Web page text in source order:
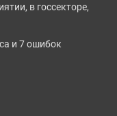
в госсекторе,
и 7 ошибок